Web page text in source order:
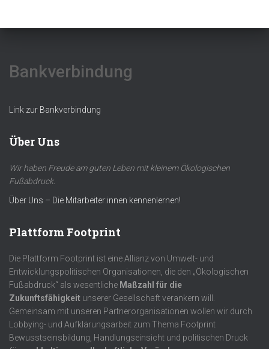
Bankverbindung
Link zur Bankverbindung
Über Uns
Wir haben Freude am guten Leben mit kleinem Ökologischen
Fußabdruck.
Über Uns – Die Mitarbeiter:innen kennenlernen!
Plattform Footprint
Die Plattform Footprint ist eine Allianz von Umwelt- und
Entwicklungspolitischen Organisationen, die den „Ökologischen
Fußabdruck“ als wesentliche Maßzahl für die
Zukunftsfähigkeit unserer Gesellschaft verankern will.
Gemeinsam mit unseren Partnerorganisationen wollen wir durch
Lobbying- und Aufklärungsarbeit zum Thema Footprint
Bewusstseinsbildung, Handlungseinsicht und politischen Druck